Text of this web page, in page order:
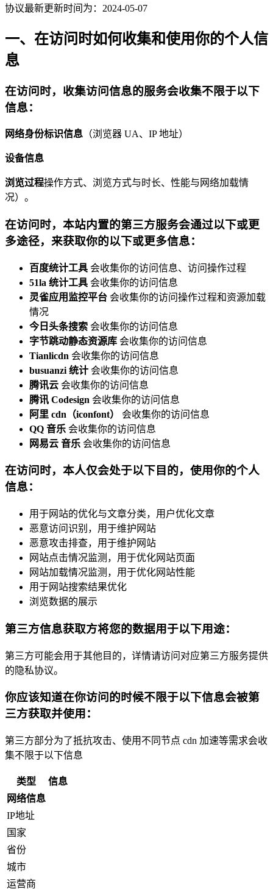
协议最新更新时间为：2024-05-07
一、在访问时如何收集和使用你的个人信
息
在访问时，收集访问信息的服务会收集不限于以下
信息：
网络身份标识信息 （浏览器 UA、IP 地址）
设备信息
浏览过程操作方式、浏览方式与时长、性能与网络加载情
况）。
在访问时，本站内置的第三方服务会通过以下或更
多途径，来获取你的以下或更多信息：
百度统计工具 会收集你的访问信息、访问操作过程
51la 统计工具 会收集你的访问信息
灵雀应用监控平台 会收集你的访问操作过程和资源加载
情况
今日头条搜索 会收集你的访问信息
字节跳动静态资源库 会收集你的访问信息
Tianlicdn 会收集你的访问信息
busuanzi 统计 会收集你的访问信息
腾讯云 会收集你的访问信息
腾讯 Codesign 会收集你的访问信息
阿里 cdn（iconfont）
会收集你的访问信息
QQ 音乐 会收集你的访问信息
网易云 音乐 会收集你的访问信息
在访问时，本人仅会处于以下目的，使用你的个人
信息：
用于网站的优化与文章分类，用户优化文章
恶意访问识别，用于维护网站
恶意攻击排查，用于维护网站
网站点击情况监测，用于优化网站页面
网站加载情况监测，用于优化网站性能
用于网站搜索结果优化
浏览数据的展示
第三方信息获取方将您的数据用于以下用途：
第三方可能会用于其他目的，详情请访问对应第三方服务提供
的隐私协议。
你应该知道在你访问的时候不限于以下信息会被第
三方获取并使用：
第三方部分为了抵抗攻击、使用不同节点 cdn 加速等需求会收
集不限于以下信息
类型
信息
网络信息
IP地址
国家
省份
城市
运营商